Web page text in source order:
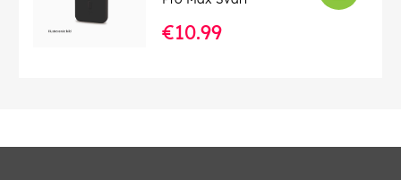
€10.99